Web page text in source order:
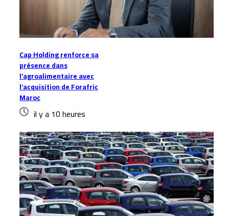
Cap Holding renforce sa
présence dans
l’agroalimentaire avec
l’acquisition de Forafric
Maroc
il y a 10 heures